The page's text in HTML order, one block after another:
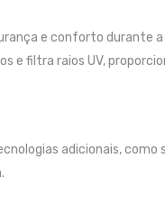
e conforto durante a
e filtra raios UV,
adicionais, como